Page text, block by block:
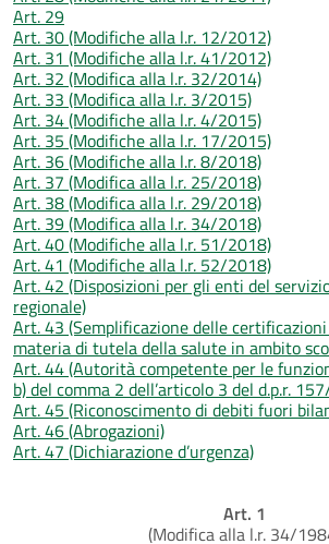
Art. 29
Art. 30 (Modifiche alla l.r. 12/2012)
Art. 31 (Modifiche alla l.r. 41/2012)
Art. 32 (Modifica alla l.r. 32/2014)
Art. 33 (Modifica alla l.r. 3/2015)
Art. 34 (Modifiche alla l.r. 4/2015)
Art. 35 (Modifiche alla l.r. 17/2015)
Art. 36 (Modifiche alla l.r. 8/2018)
Art. 37 (Modifica alla l.r. 25/2018)
Art. 38 (Modifica alla l.r. 29/2018)
Art. 39 (Modifica alla l.r. 34/2018)
Art. 40 (Modifiche alla l.r. 51/2018)
Art. 41 (Modifiche alla l.r. 52/2018)
Art. 42 (Disposizioni per gli enti del
regionale)
Art. 43 (Semplificazione delle
materia di tutela della salute in ambito
Art. 44 (Autorità competente per le
b) del comma 2 dell’articolo 3 del d.p.r.
Art. 45 (Riconoscimento di debiti fuori
Art. 46 (Abrogazioni)
Art. 47 (Dichiarazione d’urgenza)
Art. 1
(Modifica alla l.r. 34/